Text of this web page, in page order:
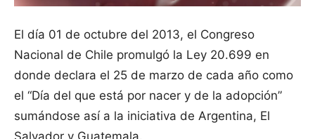
El día 01 de octubre del 2013, el Congreso
Nacional de Chile promulgó la Ley 20.699 en
donde declara el 25 de marzo de cada año como
el “Día del que está por nacer y de la adopción”
sumándose así a la iniciativa de Argentina, El
Salvador y Guatemala.